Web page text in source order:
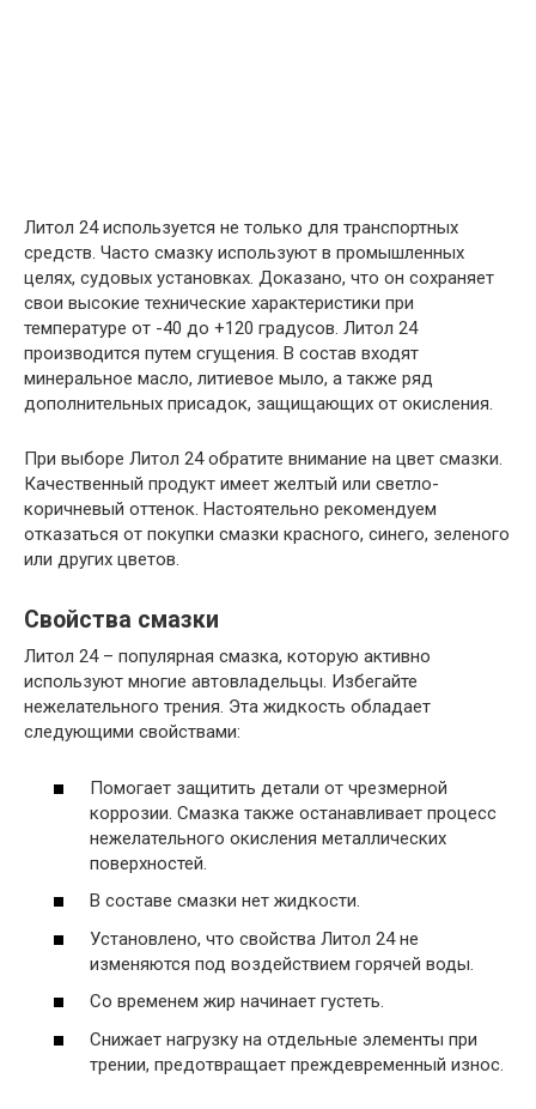
Литол 24 используется не только для транспортных
средств. Часто смазку используют в промышленных
целях, судовых установках. Доказано, что он сохраняет
свои высокие технические характеристики при
температуре от -40 до +120 градусов. Литол 24
производится путем сгущения. В состав входят
минеральное масло, литиевое мыло, а также ряд
дополнительных присадок, защищающих от окисления.
При выборе Литол 24 обратите внимание на цвет смазки.
Качественный продукт имеет желтый или светло-
коричневый оттенок. Настоятельно рекомендуем
отказаться от покупки смазки красного, синего, зеленого
или других цветов.
Свойства смазки
Литол 24 – популярная смазка, которую активно
используют многие автовладельцы. Избегайте
нежелательного трения. Эта жидкость обладает
следующими свойствами:
Помогает защитить детали от чрезмерной
коррозии. Смазка также останавливает процесс
нежелательного окисления металлических
поверхностей.
В составе смазки нет жидкости.
Установлено, что свойства Литол 24 не
изменяются под воздействием горячей воды.
Со временем жир начинает густеть.
Снижает нагрузку на отдельные элементы при
трении, предотвращает преждевременный износ.